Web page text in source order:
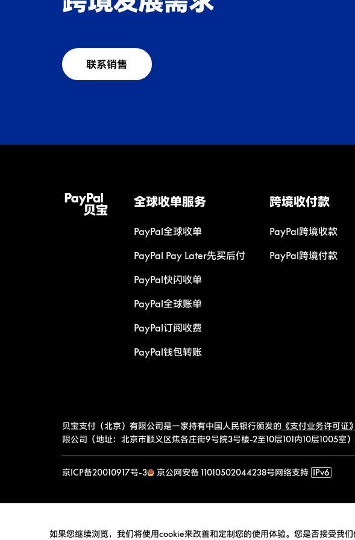
联系销售
全球收单服务
PayPal全球收单
PayPal Pay Later先买后付
PayPal快闪收单
PayPal全球账单
PayPal订阅收费
PayPal钱包转账
跨境收付款
PayPal跨境收款
PayPal跨境付款
贝宝支付（北京）有限公司是一家持有中国人民银行颁发的 《支付业务许可证
限公司（地址：北京市顺义区焦各庄街9号院3号楼-2至10层101内10层1005室
京ICP备20010917号-3 京公网安备 11010502044238号网络支持 IPv6
如果您继续浏览，我们将使用cookie来改善和定制您的使用体验。您是否接受我